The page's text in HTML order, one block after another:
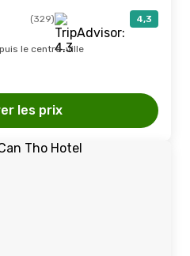
(329) 4,3
le centre-ville
les prix